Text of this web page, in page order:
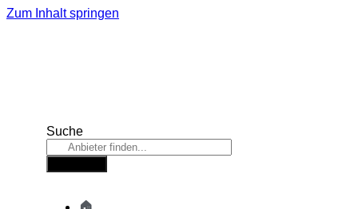
Zum Inhalt springen
Suche